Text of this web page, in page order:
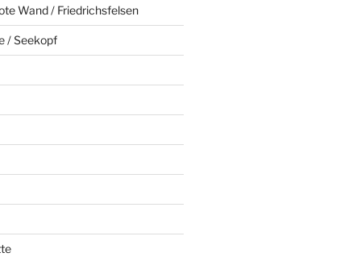
Wand / Friedrichsfelsen
/ Seekopf